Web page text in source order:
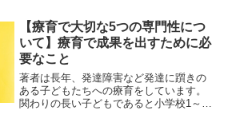
のはなぜか？ 一見聞いているようですぐ
に忘れてしまうのはなぜ...
【療育で大切な5つの専門性につ
いて】療育で成果を出すために必
要なこと
著者は長年、発達障害など発達に躓きの
ある子どもたちへの療育をしています。
関わりの長い子どもであると小学校1～6